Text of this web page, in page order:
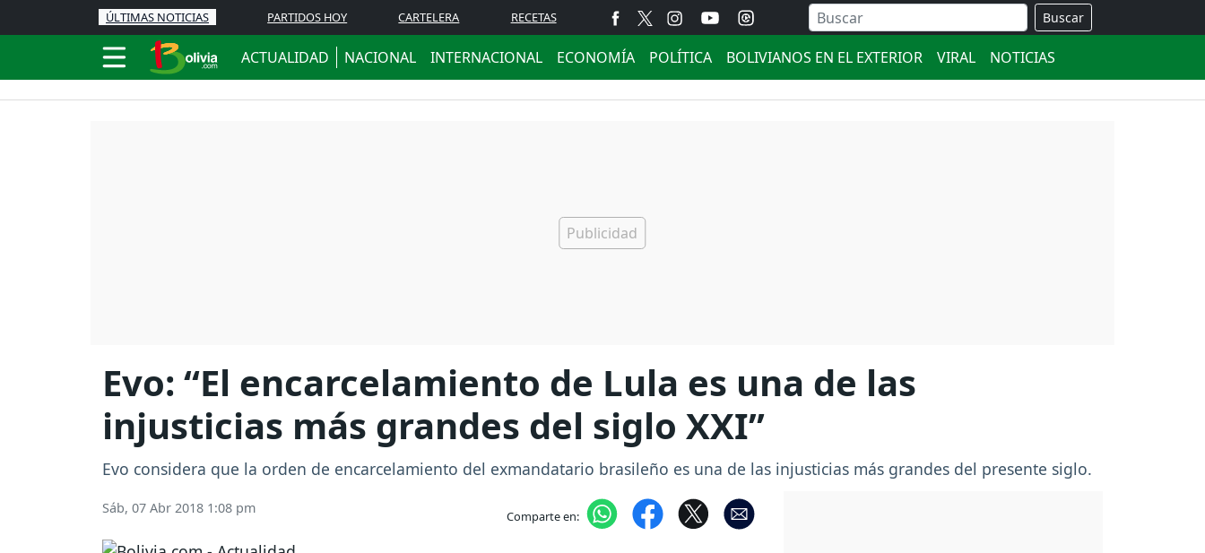
ÚLTIMAS NOTICIAS PARTIDOS HOY CARTELERA RECETAS Buscar
ACTUALIDAD NACIONAL INTERNACIONAL ECONOMÍA POLÍTICA BOLIVIANOS EN EL EXTERIOR VIRAL NOTICIAS
Evo: “El encarcelamiento de Lula es una de las
injusticias más grandes del siglo XXI”
Evo considera que la orden de encarcelamiento del exmandatario brasileño es una de las injusticias más grandes del presente siglo.
Sáb, 07 Abr 2018 1:08 pm Comparte en: